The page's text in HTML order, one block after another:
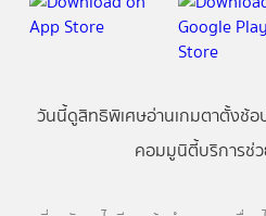
วันนี้ดูสิทธิพิเศษอ่านเกมตาตั้งช้อ
คอมมูนิตี้บริการช่